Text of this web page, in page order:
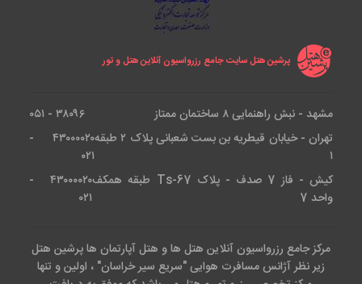
پرشین هتل سایت جامع رزرواسیون آنلاین هتل و تور
مشهد - نبش راهنمایی ۸ ساختمان ممتاز
۳۸۰۹۶ - ۰۵۱
تهران - خیابان قیطریه بن بست شعبانی پلاک ۲ طبقه
۱
۴۳۰۰۰۰۲۰ -
۰۲۱
کیش - فاز 7 صدف - پلاک Ts-67 طبقه همکف
واحد 7
۴۳۰۰۰۰۲۰ -
۰۲۱
مرکز جامع رزرواسیون آنلاین هتل ها و هتل آپارتمان ها پرشین هتل
زیر نظر آژانس مسافرت هوایی "سریع سیر خراسان" ، اولین و تنها